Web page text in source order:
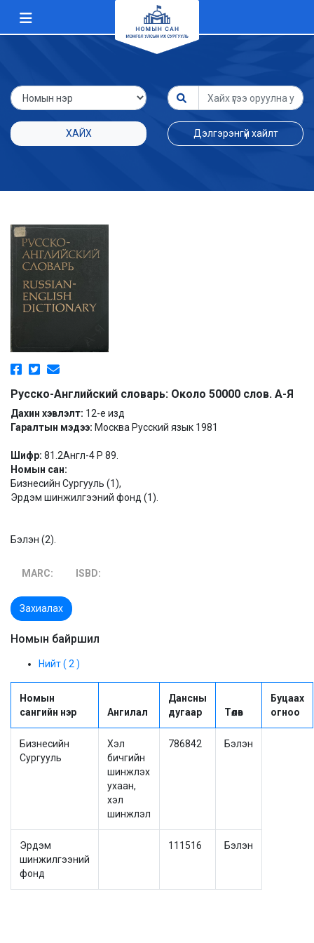
ХАЙХ Дэлгэрэнгүй хайлт
Русско-Английский словарь: Около 50000 слов. А-Я
Дахин хэвлэлт: 12-е изд
Гаралтын мэдээ: Москва Русский язык 1981
Шифр: 81.2Англ-4 Р 89.
Номын сан:
Бизнесийн Сургууль (1),
Эрдэм шинжилгээний фонд (1).
Бэлэн (2).
MARC: ISBD:
Захиалах
Номын байршил
Нийт ( 2 )
Номын
сангийн нэр
Ангилал
Дансны
дугаар
Төлөв
Буцаах
огноо
Бизнесийн
Сургууль
Хэл
бичгийн
шинжлэх
ухаан,
хэл
шинжлэл
786842 Бэлэн
Эрдэм
шинжилгээний
фонд
111516 Бэлэн